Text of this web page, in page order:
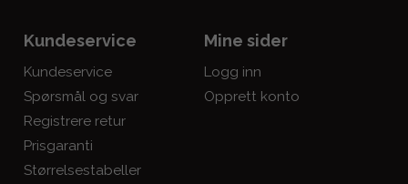
Kundeservice
Kundeservice
Spørsmål og svar
Registrere retur
Prisgaranti
Størrelsestabeller
Mine sider
Logg inn
Opprett konto